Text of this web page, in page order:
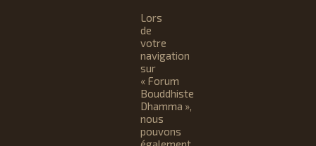
Lors
de
votre
navigation
sur
« Forum
Bouddhiste
Dhamma »,
nous
pouvons